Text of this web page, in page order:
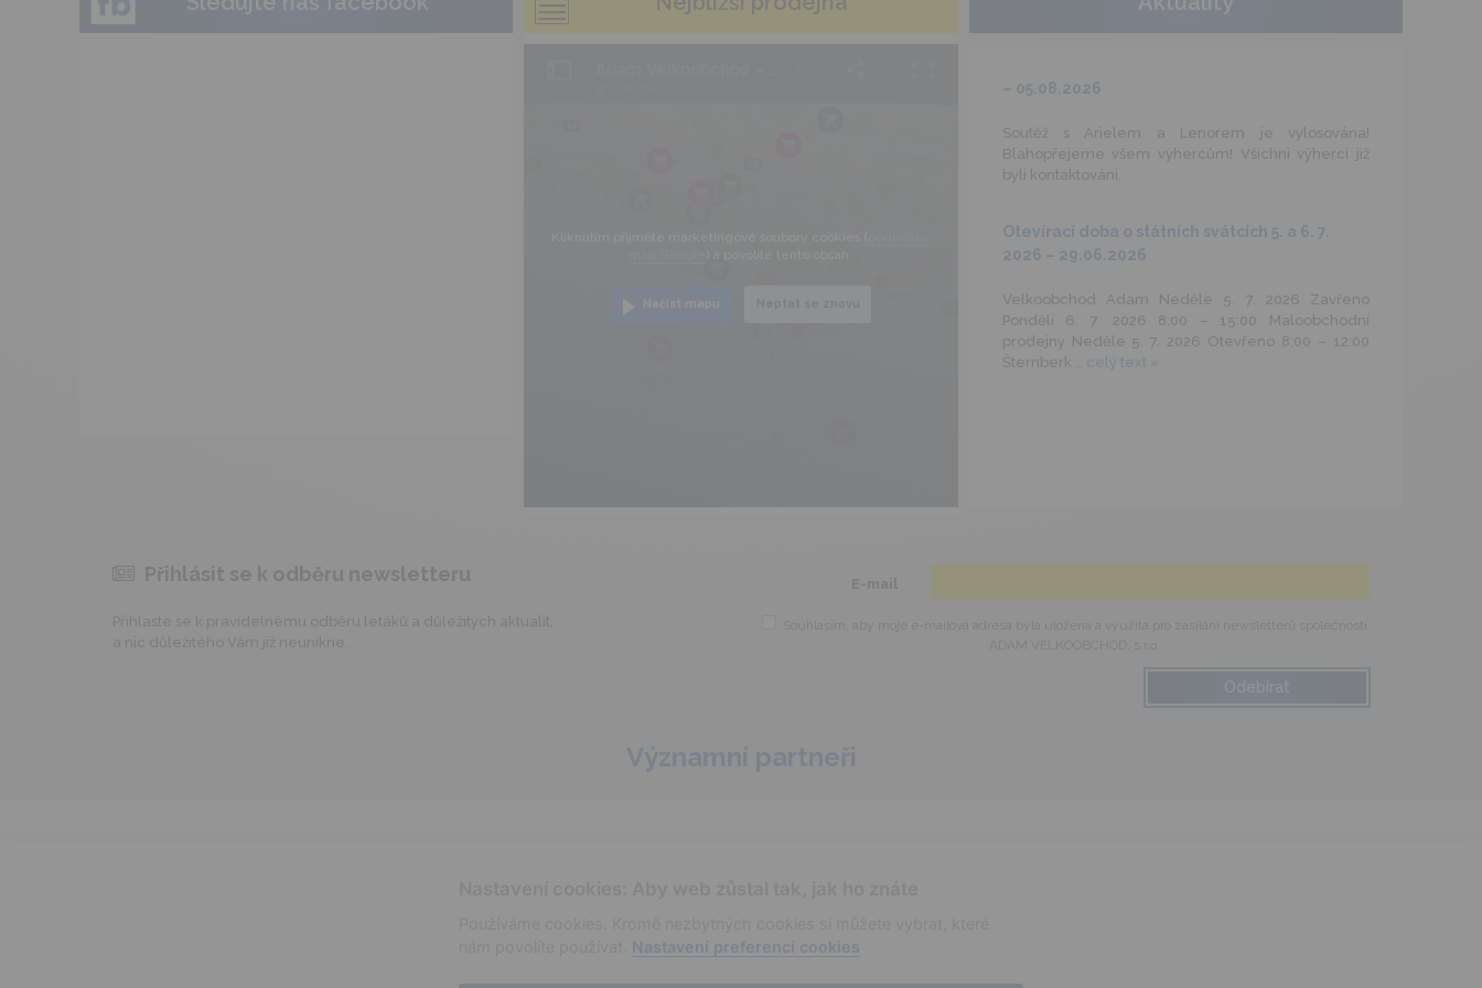
Načíst mapu
– 05.08.2026
Soutěž s Arielem a Lenorem je vylosována!
Blahopřejeme všem výhercům! Všichni výherci již
byli kontaktováni.
Otevírací doba o státních svátcích 5. a 6. 7.
2026 – 29.06.2026
Velkoobchod Adam Neděle 5. 7. 2026 Zavřeno
Pondělí 6. 7. 2026 8:00 – 15:00 Maloobchodní
prodejny Neděle 5. 7. 2026 Otevřeno 8:00 – 12:00
Šternberk … celý text »
Nastavení preferencí cookies